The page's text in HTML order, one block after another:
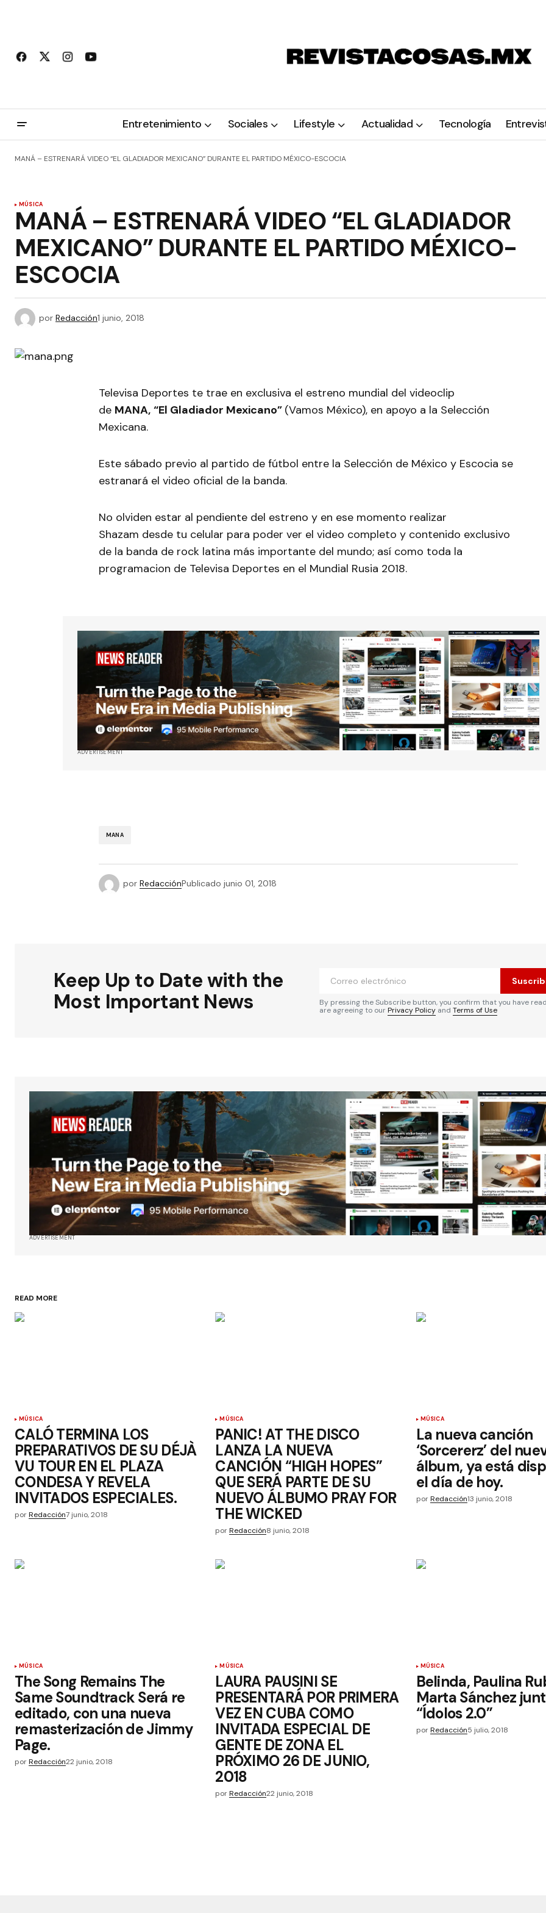
Entretenimiento Sociales Lifestyle Actualidad Tecnología
MANÁ – ESTRENARÁ VIDEO “EL GLADIADOR MEXICANO” DURANTE EL PARTIDO MÉXICO-ESCOCIA
MÚSICA
MANÁ – ESTRENARÁ VIDEO “EL GLADIADOR
MEXICANO” DURANTE EL PARTIDO MÉXICO-
ESCOCIA
por Redacción1 junio, 2018
Televisa Deportes te trae en exclusiva el estreno mundial del videoclip
de MANA, “El Gladiador Mexicano” (Vamos México), en apoyo a la Selección
Mexicana.
Este sábado previo al partido de fútbol entre la Selección de México y Escocia se
estranará el video oficial de la banda.
No olviden estar al pendiente del estreno y en ese momento realizar
Shazam desde tu celular para poder ver el video completo y contenido exclusivo
de la banda de rock latina más importante del mundo; así como toda la
programacion de Televisa Deportes en el Mundial Rusia 2018.
ADVERTISEMENT
MANA
por RedacciónPublicado junio 01, 2018
Keep Up to Date with the
Most Important News
By pressing the Subscribe button, you confirm that you have
are agreeing to ourPrivacy Policy and Terms of Use
ADVERTISEMENT
READ MORE
MÚSICA
CALÓ TERMINA LOS
PREPARATIVOS DE SU DÉJÀ
VU TOUR EN EL PLAZA
CONDESA Y REVELA
INVITADOS ESPECIALES.
porRedacción7 junio, 2018
MÚSICA
PANIC! AT THE DISCO
LANZA LA NUEVA
CANCIÓN “HIGH HOPES”
QUE SERÁ PARTE DE SU
NUEVO ÁLBUMO PRAY FOR
THE WICKED
por Redacción8 junio, 2018
MÚSICA
La nueva canción
‘Sorcererz’ del
álbum, ya está
el día de hoy.
por Redacción13 junio, 2018
MÚSICA
The Song Remains The
Same Soundtrack Será re
editado, con una nueva
remasterización de Jimmy
Page.
porRedacción22 junio, 2018
MÚSICA
LAURA PAUSINI SE
PRESENTARÁ POR PRIMERA
VEZ EN CUBA COMO
INVITADA ESPECIAL DE
GENTE DE ZONA EL
PRÓXIMO 26 DE JUNIO,
2018
por Redacción22 junio, 2018
MÚSICA
Belinda, Paulina
Marta Sánchez
“Ídolos 2.0”
por Redacción5 julio, 2018